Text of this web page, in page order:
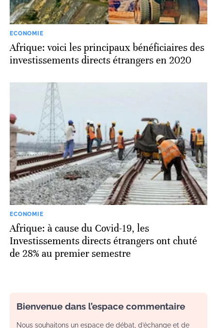
ECONOMIE
Afrique: voici les principaux bénéficiaires des
investissements directs étrangers en 2020
ECONOMIE
Afrique: à cause du Covid-19, les
Investissements directs étrangers ont chuté
de 28% au premier semestre
Bienvenue dans l’espace commentaire
Nous souhaitons un espace de débat, d’échange et de